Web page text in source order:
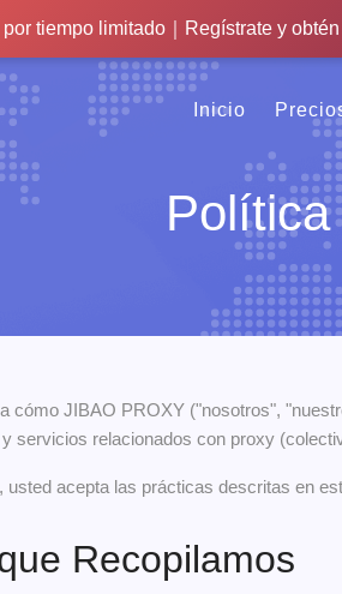
por tiempo limitado｜500MB de
por tiempo limitado｜Regístrate y
Inicio
cómo JIBAO PROXY ("nosotros",
servicios relacionados con proxy
acepta las prácticas descritas en
Recopilamos